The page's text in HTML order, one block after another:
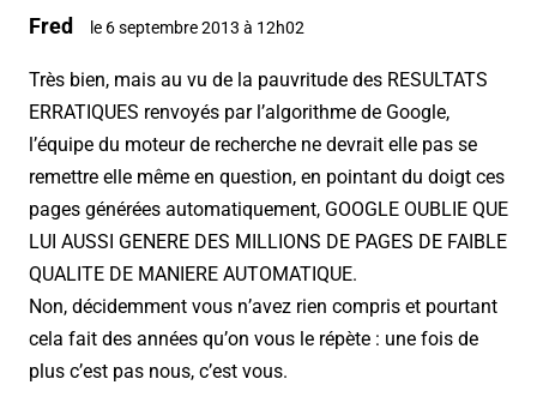
Fred le 6 septembre 2013 à 12h02
Très bien, mais au vu de la pauvritude des RESULTATS
ERRATIQUES renvoyés par l’algorithme de Google,
l’équipe du moteur de recherche ne devrait elle pas se
remettre elle même en question, en pointant du doigt ces
pages générées automatiquement, GOOGLE OUBLIE QUE
LUI AUSSI GENERE DES MILLIONS DE PAGES DE FAIBLE
QUALITE DE MANIERE AUTOMATIQUE.
Non, décidemment vous n’avez rien compris et pourtant
cela fait des années qu’on vous le répète : une fois de
plus c’est pas nous, c’est vous.